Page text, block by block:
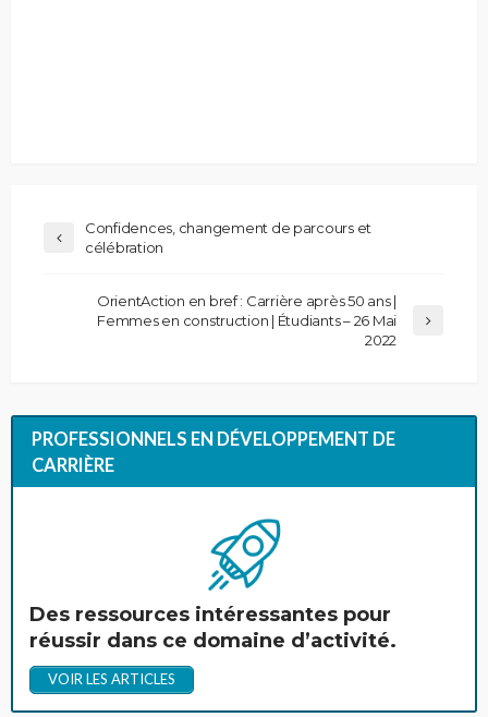
Confidences, changement de parcours et
célébration
OrientAction en bref : Carrière après 50 ans |
Femmes en construction | Étudiants – 26 Mai
2022
PROFESSIONNELS EN DÉVELOPPEMENT DE
CARRIÈRE
Des ressources intéressantes pour
réussir dans ce domaine d’activité.
VOIR LES ARTICLES